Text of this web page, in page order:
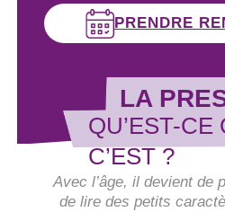
PRENDRE
LA
QU’EST-CE
C’EST ?
Avec l’âge, il devient de
de lire des petits